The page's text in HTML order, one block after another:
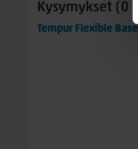
Kysymykset (0
Tempur Flexible